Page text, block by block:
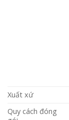
Xuất xứ
Quy cách đóng